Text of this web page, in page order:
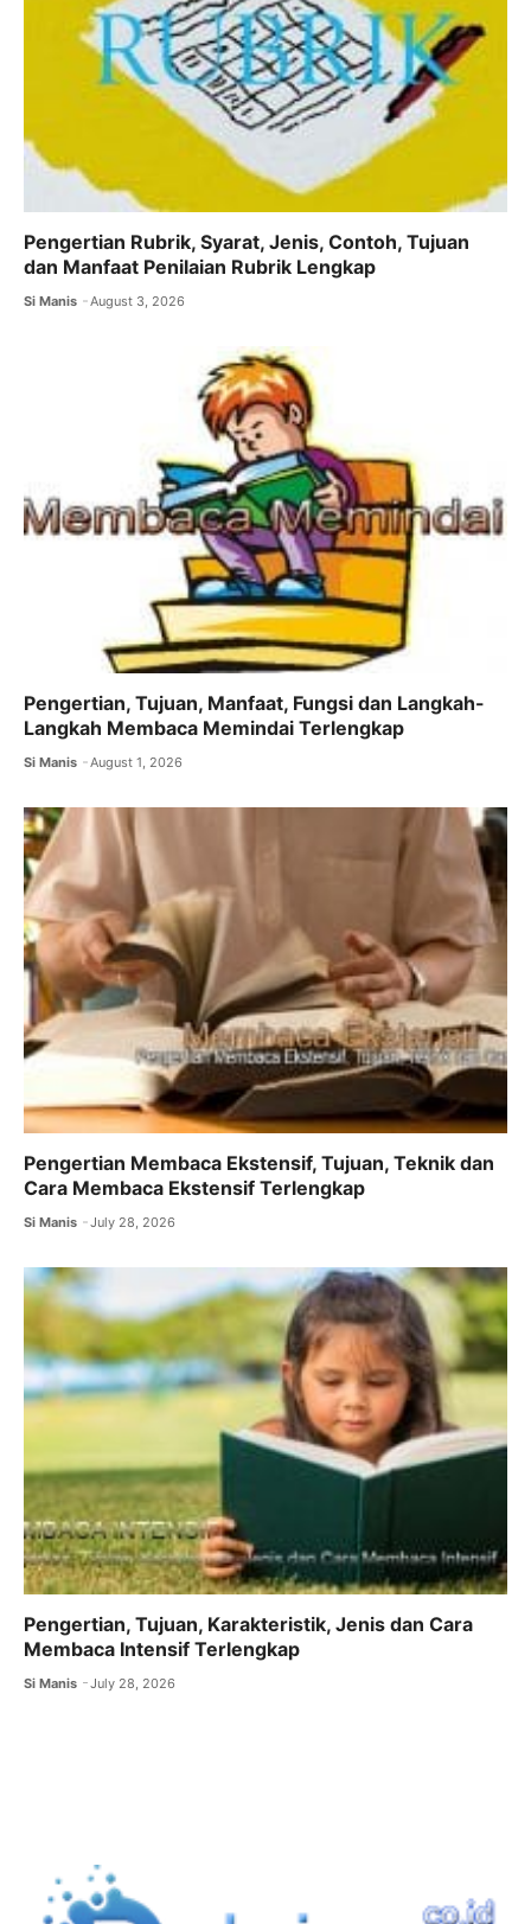
Pengertian Rubrik, Syarat, Jenis, Contoh, Tujuan
dan Manfaat Penilaian Rubrik Lengkap
Si Manis August 3, 2026
Pengertian, Tujuan, Manfaat, Fungsi dan Langkah-
Langkah Membaca Memindai Terlengkap
Si Manis August 1, 2026
Pengertian Membaca Ekstensif, Tujuan, Teknik dan
Cara Membaca Ekstensif Terlengkap
Si Manis July 28, 2026
Pengertian, Tujuan, Karakteristik, Jenis dan Cara
Membaca Intensif Terlengkap
Si Manis July 28, 2026